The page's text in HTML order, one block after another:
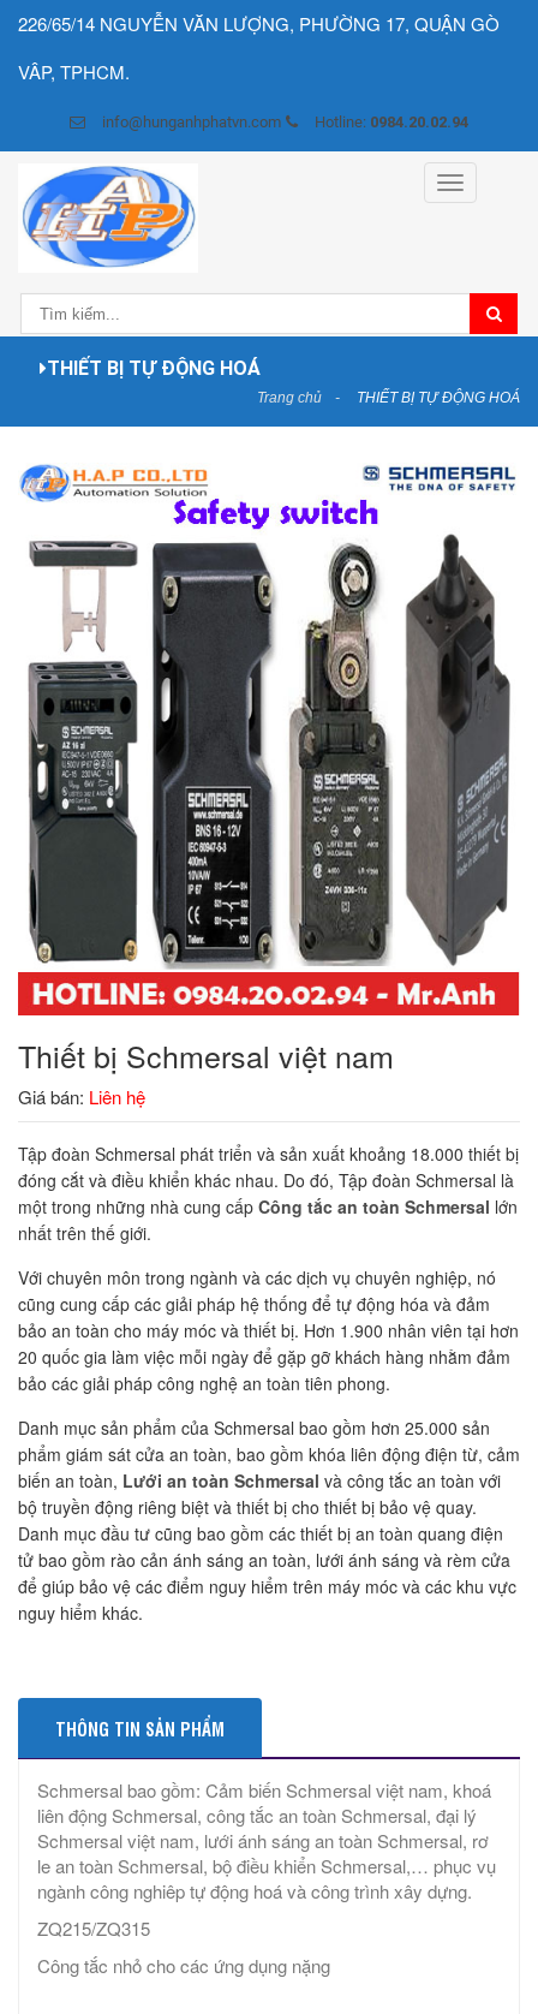
226/65/14 NGUYỄN VĂN LƯỢNG, PHƯỜNG 17, QUẬN GÒ
VÂP, TPHCM.
info@hunganhphatvn.com Hotline: 0984.20.02.94
Toggle
navigation
THIẾT BỊ TỰ ĐỘNG HOÁ
Trang chủ THIẾT BỊ TỰ ĐỘNG HOÁ
Thiết bị Schmersal việt nam
Giá bán: Liên hệ
Tập đoàn Schmersal phát triển và sản xuất khoảng 18.000 thiết bị
đóng cắt và điều khiển khác nhau. Do đó, Tập đoàn Schmersal là
một trong những nhà cung cấp Công tắc an toàn Schmersal lớn
nhất trên thế giới.
Với chuyên môn trong ngành và các dịch vụ chuyên nghiệp, nó
cũng cung cấp các giải pháp hệ thống để tự động hóa và đảm
bảo an toàn cho máy móc và thiết bị. Hơn 1.900 nhân viên tại hơn
20 quốc gia làm việc mỗi ngày để gặp gỡ khách hàng nhằm đảm
bảo các giải pháp công nghệ an toàn tiên phong.
Danh mục sản phẩm của Schmersal bao gồm hơn 25.000 sản
phẩm giám sát cửa an toàn, bao gồm khóa liên động điện từ, cảm
biến an toàn, Lưới an toàn Schmersal và công tắc an toàn với
bộ truyền động riêng biệt và thiết bị cho thiết bị bảo vệ quay.
Danh mục đầu tư cũng bao gồm các thiết bị an toàn quang điện
tử bao gồm rào cản ánh sáng an toàn, lưới ánh sáng và rèm cửa
để giúp bảo vệ các điểm nguy hiểm trên máy móc và các khu vực
nguy hiểm khác.
THÔNG TIN SẢN PHẨM
Schmersal bao gồm: Cảm biến Schmersal việt nam, khoá
liên động Schmersal, công tắc an toàn Schmersal, đại lý
Schmersal việt nam, lưới ánh sáng an toàn Schmersal, rơ
le an toàn Schmersal, bộ điều khiển Schmersal,… phục vụ
ngành công nghiêp tự động hoá và công trình xây dựng.
ZQ215/ZQ315
Công tắc nhỏ cho các ứng dụng nặng